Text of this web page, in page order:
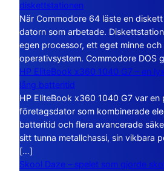
diskettstationen
När Commodore 64 läste en
datorn som arbetade.
egen processor, ett eget minne
operativsystem. Commodore DOS
HP EliteBook x360 1040 G7 – en
lång batteritid
HP EliteBook x360 1040 G7 var en
företagsdator som kombinerade
batteritid och flera avancerade
sitt tunna metallchassi, sin vikbara
[…]
Skool Daze – spelet som gjorde